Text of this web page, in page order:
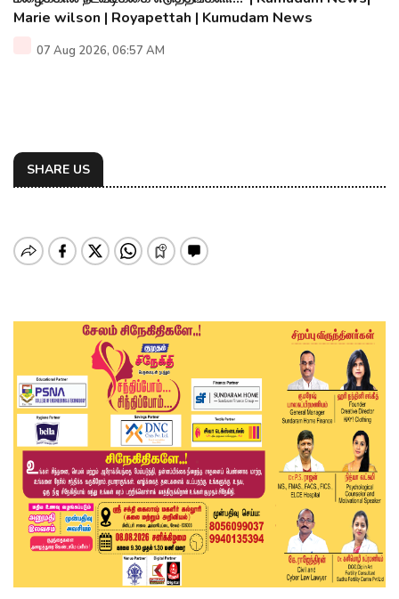
Marie wilson | Royapettah | Kumudam News
07 Aug 2026, 06:57 AM
SHARE US